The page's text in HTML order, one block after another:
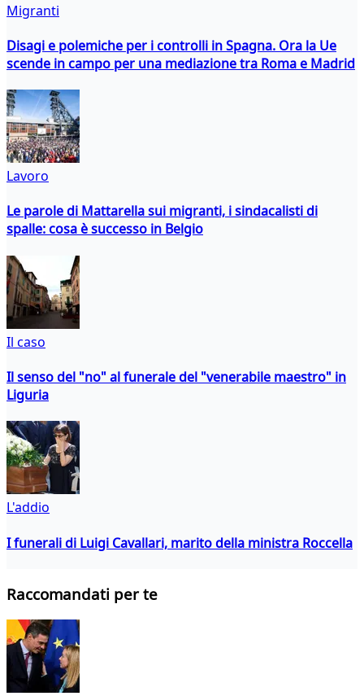
Migranti
Disagi e polemiche per i controlli in Spagna. Ora la Ue
scende in campo per una mediazione tra Roma e Madrid
Lavoro
Le parole di Mattarella sui migranti, i sindacalisti di
spalle: cosa è successo in Belgio
Il caso
Il senso del "no" al funerale del "venerabile maestro" in
Liguria
L'addio
I funerali di Luigi Cavallari, marito della ministra Roccella
Raccomandati per te